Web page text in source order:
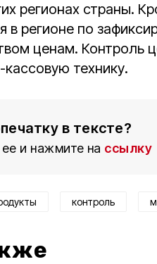
регионах страны.
в регионе по
ценам. Контроль
технику.
в тексте?
и нажмите на ссылку
контроль